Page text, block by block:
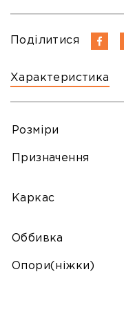
Характеристика
Поділитися
Розміри
Призначення
Каркас
Оббивка
Опори(ніжки)